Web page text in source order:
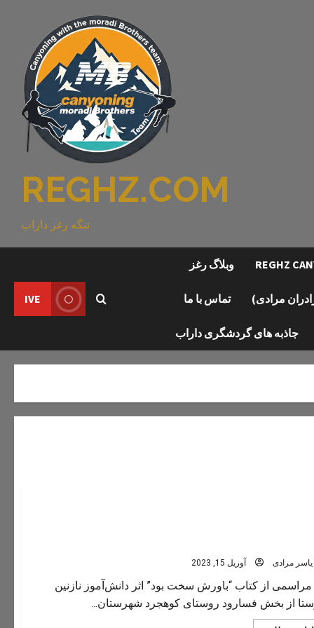
REGHZ.COM
تنگه رغز داراب
وبلاگ رغز
مرادی) تماس با ما
جاذبه های گردشگری داراب
IVE
یاسر مرادی آوریل 15, 2023
مراسمی از کتاب “باورش سخت بود” اثر دانش‌آموز نازنین
از بخش فسارود روستای کوهجرد شهرستان...